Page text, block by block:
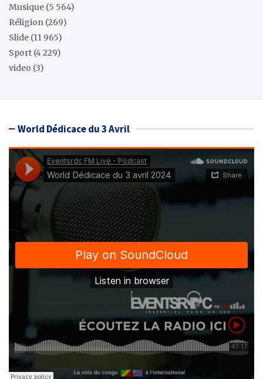
Musique (5 564)
Réligion (269)
Slide (11 965)
Sport (4 229)
video (3)
World Dédicace du 3 Avril